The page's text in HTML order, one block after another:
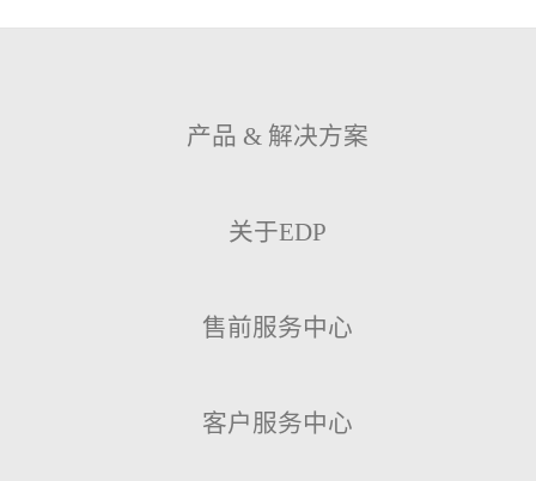
产品 & 解决方案
关于EDP
售前服务中心
客户服务中心